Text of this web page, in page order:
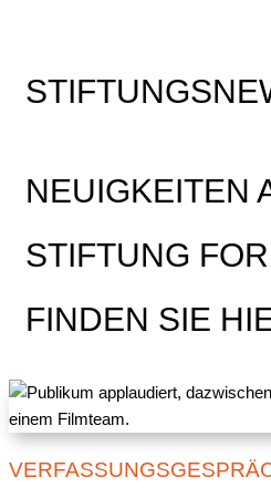
NEUIGKEITEN
STIFTUNG
FINDEN SIE